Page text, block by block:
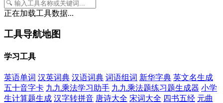
正在加载工具数据...
工具导航地图
学习工具
英语单词 汉英词典 汉语词典 词语组词 新华字典 英文名生成
五十音字卡 九九乘法学习助手 九九乘法题练习题生成器 小学
生计算题生成 汉字转拼音 唐诗大全 宋词大全 四书五经 元曲